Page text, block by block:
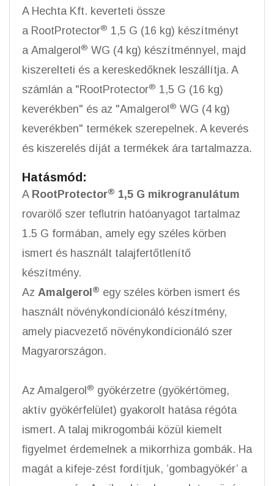
A Hechta Kft. keverteti össze
a RootProtector® 1,5 G (16 kg) készítményt
a Amalgerol ® WG (4 kg) készítménnyel, majd
kiszerelteti és a kereskedőknek leszállítja. A
számlán a "RootProtector® 1,5 G (16 kg)
keverékben" és az "Amalgerol ® WG (4 kg)
keverékben" termékek szerepelnek. A keverés
és kiszerelés díját a termékek ára tartalmazza.
Hatásmód:
A RootProtector® 1,5 G mikrogranulátum
rovarölő szer teﬂutrin hatóanyagot tartalmaz
1.5 G formában, amely egy széles körben
ismert és használt talajfertőtlenítő
készítmény.
Az Amalgerol ® egy széles körben ismert és
használt növénykondícionáló készítmény,
amely piacvezető növénykondícionáló szer
Magyarországon.
Az Amalgerol ® gyökérzetre (gyökértömeg,
aktív gyökérfelület) gyakorolt hatása régóta
ismert. A talaj mikrogombái közül kiemelt
ﬁgyelmet érdemelnek a mikorrhiza gombák. Ha
magát a kifeje-zést fordítjuk, ’gombagyökér’ a